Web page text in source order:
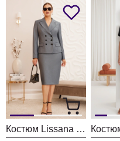
Костюм Lissana 5076